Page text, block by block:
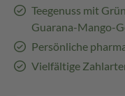
Teegenuss mit
Guarana-Mango-
Persönliche
Vielfältige